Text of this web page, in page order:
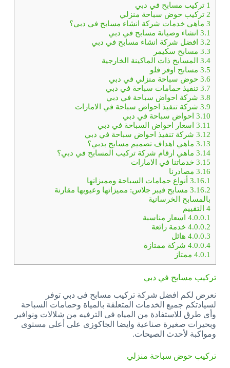
1 تركيب مسابح في دبي
2 تركيب حوض سباحة منزلي
3ماهي خدمات شركة انشاء مسابح في دبي؟
3.1انشاء وصيانة مسابح في دبي
3.2افضل شركة انشاء مسابح في دبي
3.3مسابح سكيمر
3.4المسابح ذات الماكينة الخارجية
3.5مسابح اوفر فلو
3.6حوض سباحة منزلي في دبي
3.7تنفيذ حمامات سباحة في دبي
3.8شركة احواض سباحة في دبي
3.9شركة تنفيذ احواض سباحة في الامارات
3.10احواض سباحة في دبي
3.11اسعار احواض السباحة في دبي
3.12شركة تنفيذ احواض سباحة في دبي
3.13ماهي اهداف تصميم مسابح بدبي؟
3.14ماهي ارقام شركة تركيب المسابح في دبي؟
3.15خدماتنا في الامارات
3.16مصادرنا
3.16.1أنواع حمامات السباحة ومميزاتها
3.16.2مسابح فيبر جلاس: مميزاتها وعيوبها مقارنة
بالمسابح الخرسانية
4التقييم
4.0.0.1اسعار مناسبة
4.0.0.2خدمة رائعة
4.0.0.3هائل
4.0.0.4شركة ممتازة
4.0.1ممتاز
تركيب مسابح في دبي
نعرض لكم افضل شركة تركيب مسابح فى دبي توفر
لسيادتكم جميع الخدمات المتعلقة بالمياة وحمامات السباحة
وأى طرق للاستفادة من المياه فى الترفيه من شلالات ونوافير
وبحيرات صغيرة صناعية وايضا الجاكوزى على أعلى مستوى
ومواكبة لأحدث الصيحات.
تركيب حوض سباحة منزلي